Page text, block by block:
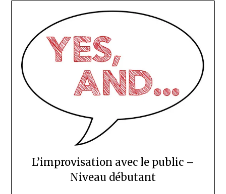
L’improvisation avec le public –
Niveau débutant